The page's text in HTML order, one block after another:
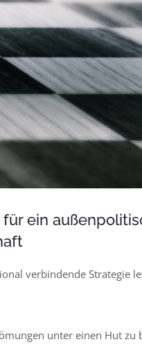
ein
verbindende Strategie
unter einen Hut